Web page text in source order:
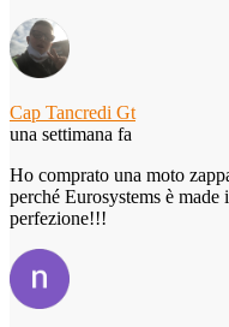
Cap Tancredi Gt
una settimana fa
Ho comprato una moto
perché Eurosystems è
perfezione!!!